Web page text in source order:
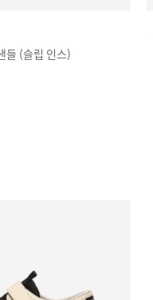
들 (슬립 인스)